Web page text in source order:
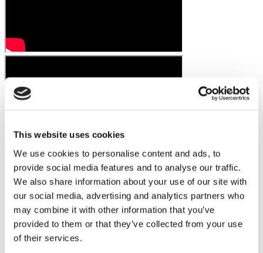
This website uses cookies
We use cookies to personalise content and ads, to
provide social media features and to analyse our traffic.
We also share information about your use of our site with
our social media, advertising and analytics partners who
may combine it with other information that you’ve
provided to them or that they’ve collected from your use
of their services.